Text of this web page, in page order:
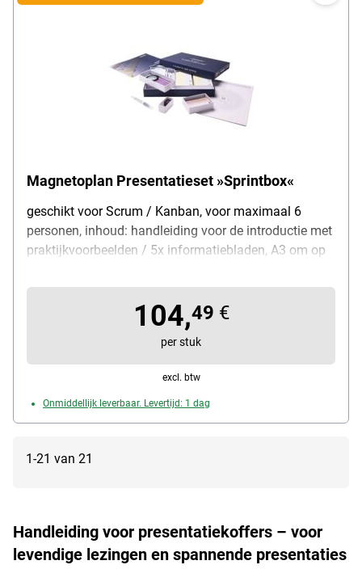
opbergvakken, leveringsomvang: 1 presentatiekoffer
Magnetoplan Presentatieset »Sprintbox«
geschikt voor Scrum / Kanban, voor maximaal 6
personen, inhoud: handleiding voor de introductie met
praktijkvoorbeelden / 5x informatiebladen, A3 om op
/ 5x Epic-kaarten, blauw, afmetingen: 150x80 mm
(magnetisch + beschrijfbaar) / 12x story-kaarten,
groen, afmeting: 150 x 80 mm (magnetisch +
beschrijfbaar) / 50x taakkaarten, geel, afmeting: 150 x
80 mm (magnetisch + beschrijfbaar) / 20x Review-
kaarten, afmeting: 70 x 50 mm, 4 kleuren (magnetisch
+ beschrijfbaar) / 9x kopteksten, afmeting 190 x 60
mm, magnetisch (Backlog, To Do, Doing, Blocked,
papieren stickers voor het personaliseren van
magnetisch (bliksem, uitroepteken, duim omhoog,
experiment) / Lijntape, afmeting: 3 mm x 10 m
104,49 €
per stuk
excl. btw
Onmiddellijk leverbaar. Levertijd: 1 dag
1-21 van 21
Handleiding voor presentatiekoffers – voor
levendige lezingen en spannende presentaties